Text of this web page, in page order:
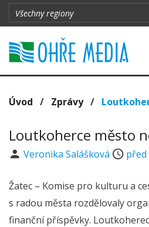
Úvod / Zprávy/
Loutkoherce město
Veronika Salášková před
Žatec – Komise pro kulturu a
s radou města rozdělovaly
finanční příspěvky.